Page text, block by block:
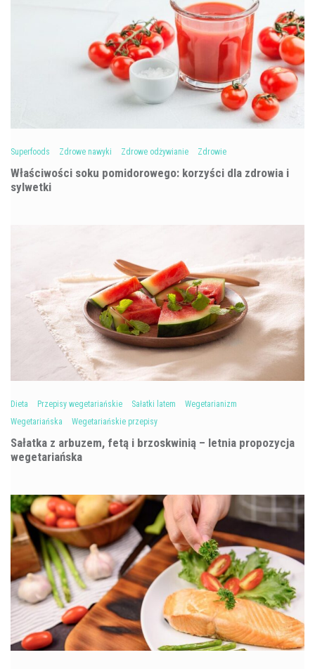
Superfoods Zdrowe nawyki Zdrowe odżywianie Zdrowie
Właściwości soku pomidorowego: korzyści dla zdrowia i
sylwetki
Dieta Przepisy wegetariańskie Sałatki latem
Wegetarianizm
Wegetariańska
Wegetariańskie przepisy
Sałatka z arbuzem, fetą i brzoskwinią – letnia propozycja
wegetariańska